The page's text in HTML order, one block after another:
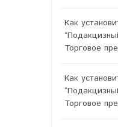
Как
Торговое
Как
Торговое